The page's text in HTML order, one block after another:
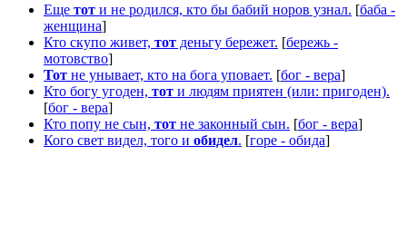
Еще тот и не родился, кто бы бабий норов узнал. [баба -
женщина]
Кто скупо живет, тот деньгу бережет. [бережь -
мотовство]
Тот не унывает, кто на бога уповает. [бог - вера]
Кто богу угоден, тот и людям приятен (или: пригоден).
[бог - вера]
Кто попу не сын, тот не законный сын. [бог - вера]
Кого свет видел, того и обидел. [горе - обида]